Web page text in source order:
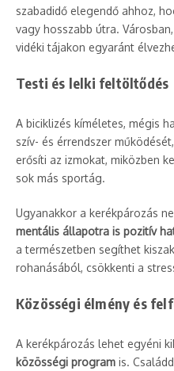
szabadidő elegendő ahhoz,
vagy hosszabb útra.
vidéki tájakon egyaránt
Testi és lelki feltöltődés
A biciklizés kíméletes, mégis
szív- és érrendszer
erősíti az izmokat, miközben
sok más sportág.
Ugyanakkor a kerékpározás
mentális állapotra is pozitív
a természetben segíthet
rohanásából, csökkenti a
Közösségi élmény és
A kerékpározás lehet egyéni
közösségi program is.